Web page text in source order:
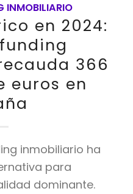
INMOBILIARIO
en 2024:
366
euros en
inmobiliario ha
para
dominante.